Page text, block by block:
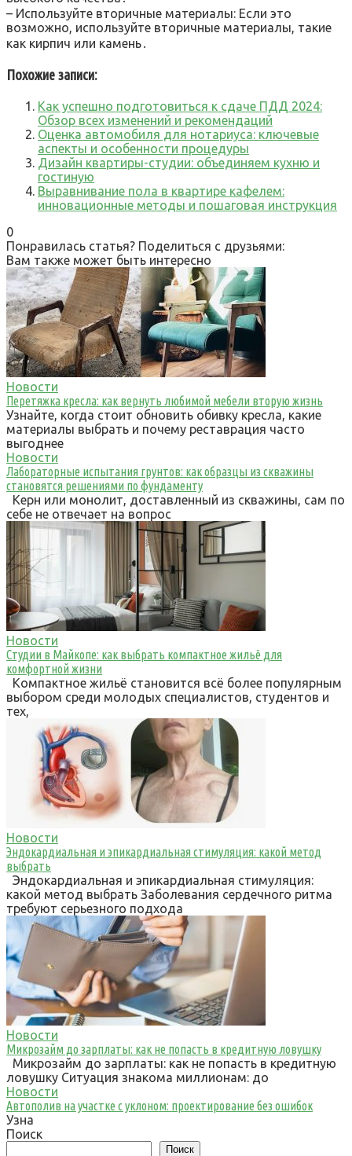
– Используйте вторичные материалы: Если это
возможно, используйте вторичные материалы, такие
как кирпич или камень․
Похожие записи:
Как успешно подготовиться к сдаче ПДД 2024:
Обзор всех изменений и рекомендаций
Оценка автомобиля для нотариуса: ключевые
аспекты и особенности процедуры
Дизайн квартиры-студии: объединяем кухню и
гостиную
Выравнивание пола в квартире кафелем:
инновационные методы и пошаговая инструкция
0
Понравилась статья? Поделиться с друзьями:
Вам также может быть интересно
Новости
Перетяжка кресла: как вернуть любимой мебели вторую жизнь
Узнайте, когда стоит обновить обивку кресла, какие
материалы выбрать и почему реставрация часто
выгоднее
Новости
Лабораторные испытания грунтов: как образцы из скважины
становятся решениями по фундаменту
Керн или монолит, доставленный из скважины, сам по
себе не отвечает на вопрос
Новости
Студии в Майкопе: как выбрать компактное жильё для
комфортной жизни
Компактное жильё становится всё более популярным
выбором среди молодых специалистов, студентов и
тех,
Новости
Эндокардиальная и эпикардиальная стимуляция: какой метод
выбрать
Эндокардиальная и эпикардиальная стимуляция:
какой метод выбрать Заболевания сердечного ритма
требуют серьезного подхода
Новости
Микрозайм до зарплаты: как не попасть в кредитную ловушку
Микрозайм до зарплаты: как не попасть в кредитную
ловушку Ситуация знакома миллионам: до
Новости
Автополив на участке с уклоном: проектирование без ошибок
Узна
Поиск
Поиск